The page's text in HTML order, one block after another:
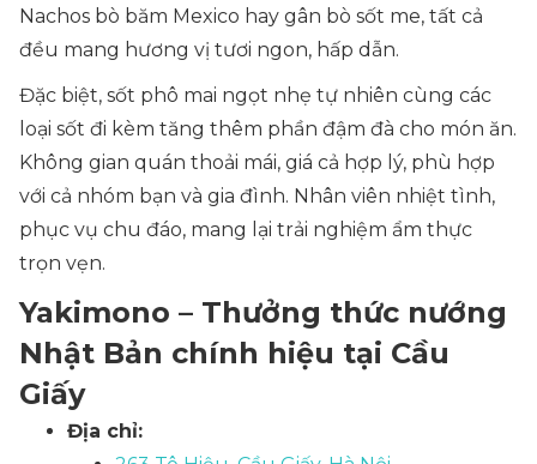
Nachos bò băm Mexico hay gân bò sốt me, tất cả
đều mang hương vị tươi ngon, hấp dẫn.
Đặc biệt, sốt phô mai ngọt nhẹ tự nhiên cùng các
loại sốt đi kèm tăng thêm phần đậm đà cho món ăn.
Không gian quán thoải mái, giá cả hợp lý, phù hợp
với cả nhóm bạn và gia đình. Nhân viên nhiệt tình,
phục vụ chu đáo, mang lại trải nghiệm ẩm thực
trọn vẹn.
Yakimono – Thưởng thức nướng
Nhật Bản chính hiệu tại Cầu
Giấy
Địa chỉ: